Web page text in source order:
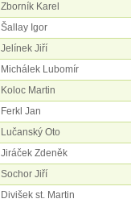
Zborník Karel
Šallay Igor
Jelínek Jiří
Michálek Lubomír
Koloc Martin
Ferkl Jan
Lučanský Oto
Jiráček Zdeněk
Sochor Jiří
Divišek st. Martin